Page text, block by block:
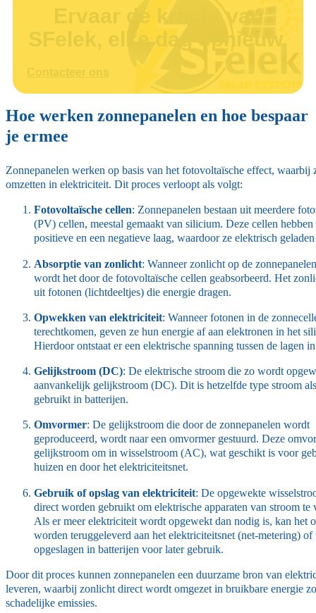
Ervaar de kracht van
SFelek, elke dag opnieuw.
Contacteer ons
Hoe werken zonnepanelen en hoe bespaar
je ermee
Zonnepanelen werken op basis van het fotovoltaïsche effect, waarbij
omzetten in elektriciteit. Dit proces verloopt als volgt:
Fotovoltaïsche cellen: Zonnepanelen bestaan uit meerdere
(PV) cellen, meestal gemaakt van silicium. Deze cellen hebben
positieve en een negatieve laag, waardoor ze elektrisch
Absorptie van zonlicht: Wanneer zonlicht op de
wordt het door de fotovoltaïsche cellen geabsorbeerd. Het
uit fotonen (lichtdeeltjes) die energie dragen.
Opwekken van elektriciteit: Wanneer fotonen in de
terechtkomen, geven ze hun energie af aan elektronen in het
Hierdoor ontstaat er een elektrische spanning tussen de lagen
Gelijkstroom (DC): De elektrische stroom die zo wordt
aanvankelijk gelijkstroom (DC). Dit is hetzelfde type stroom
gebruikt in batterijen.
Omvormer: De gelijkstroom die door de zonnepanelen wordt
geproduceerd, wordt naar een omvormer gestuurd. Deze
gelijkstroom om in wisselstroom (AC), wat geschikt is voor
huizen en door het elektriciteitsnet.
Gebruik of opslag van elektriciteit: De opgewekte
direct worden gebruikt om elektrische apparaten van stroom te
Als er meer elektriciteit wordt opgewekt dan nodig is, kan het
worden teruggeleverd aan het elektriciteitsnet (net-metering)
opgeslagen in batterijen voor later gebruik.
Door dit proces kunnen zonnepanelen een duurzame bron van
leveren, waarbij zonlicht direct wordt omgezet in bruikbare energie
schadelijke emissies.